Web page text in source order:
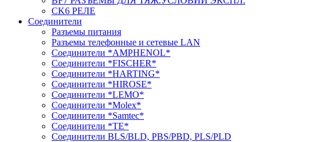
CK6 РЕЛЕ
Соединители
Разъемы питания
Разъемы телефонные и сетевые LAN
Соединители *AMPHENOL*
Соединители *FISCHER*
Соединители *HARTING*
Соединители *HIROSE*
Соединители *LEMO*
Соединители *Molex*
Соединители *Samtec*
Соединители *TE*
Соединители BLS/BLD, PBS/PBD, PLS/PLD